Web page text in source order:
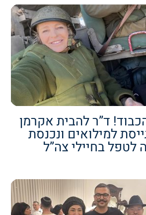
ד”ר להבית אקרמן
למילואים ונכנסת
לטפל בחיילי צה”ל